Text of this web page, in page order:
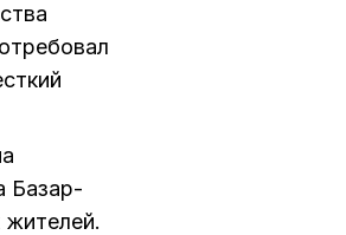
Базар-
жителей.